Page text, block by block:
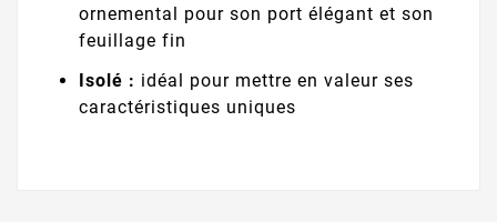
ornemental pour son port élégant et son
feuillage fin
Isolé : idéal pour mettre en valeur ses
caractéristiques uniques